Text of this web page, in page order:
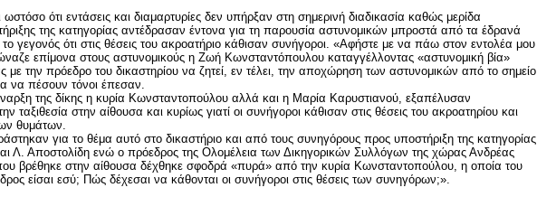
ωστόσο ότι εντάσεις και διαμαρτυρίες δεν υπήρξαν στη σημερινή διαδικασία καθώς μερίδα
της κατηγορίας αντέδρασαν έντονα για τη παρουσία αστυνομικών μπροστά από τα έδρανά
γεγονός ότι στις θέσεις του ακροατήριο κάθισαν συνήγοροι. «Αφήστε με να πάω στον εντολέα μου
επίμονα στους αστυνομικούς η Ζωή Κωνσταντόπουλου καταγγέλλοντας «αστυνομική βία»
με την πρόεδρο του δικαστηρίου να ζητεί, εν τέλει, την αποχώρηση των αστυνομικών από το σημείο
να πέσουν τόνοι έπεσαν.
της δίκης η κυρία Κωνσταντοπούλου αλλά και η Μαρία Καρυστιανού, εξαπέλυσαν
ταξιθεσία στην αίθουσα και κυρίως γιατί οι συνήγοροι κάθισαν στις θέσεις του ακροατηρίου και
θυμάτων.
για το θέμα αυτό στο δικαστήριο και από τους συνηγόρους προς υποστήριξη της κατηγορίας
Λ. Αποστολίδη ενώ ο πρόεδρος της Ολομέλεια των Δικηγορικών Συλλόγων της χώρας Ανδρέας
βρέθηκε στην αίθουσα δέχθηκε σφοδρά «πυρά» από την κυρία Κωνσταντοπούλου, η οποία του
είσαι εσύ; Πώς δέχεσαι να κάθονται οι συνήγοροι στις θέσεις των συνηγόρων;».